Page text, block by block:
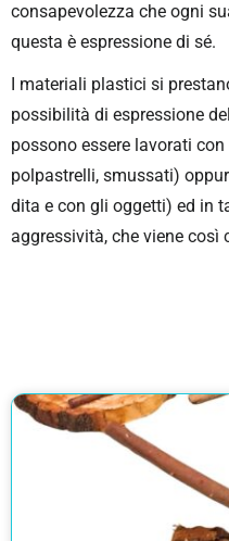
consapevolezza che ogni
questa è espressione di sé.
I materiali plastici si
possibilità di espressione
possono essere lavorati
polpastrelli, smussati)
dita e con gli oggetti) ed in
aggressività, che viene così